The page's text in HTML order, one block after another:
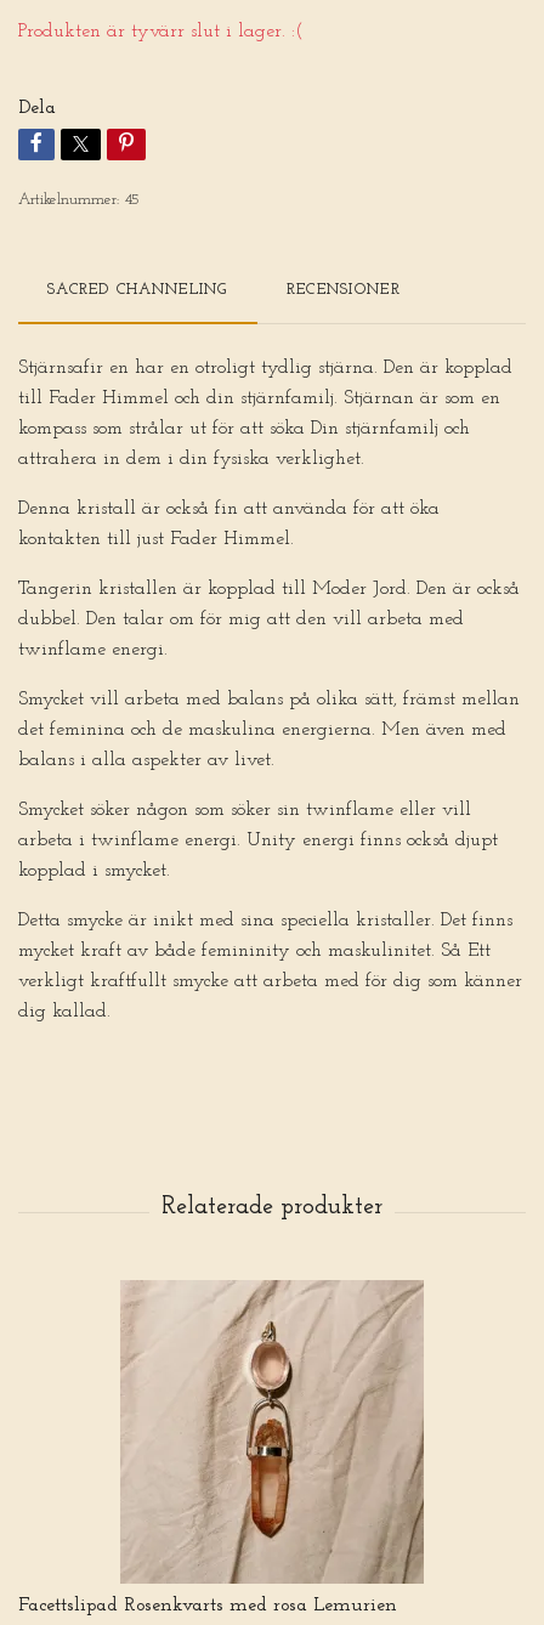
Produkten är tyvärr slut i lager. :(
Dela
Artikelnummer: 45
SACRED CHANNELING RECENSIONER
Stjärnsafir en har en otroligt tydlig stjärna. Den är kopplad
till Fader Himmel och din stjärnfamilj. Stjärnan är som en
kompass som strålar ut för att söka Din stjärnfamilj och
attrahera in dem i din fysiska verklighet.
Denna kristall är också fin att använda för att öka
kontakten till just Fader Himmel.
Tangerin kristallen är kopplad till Moder Jord. Den är också
dubbel. Den talar om för mig att den vill arbeta med
twinflame energi.
Smycket vill arbeta med balans på olika sätt, främst mellan
det feminina och de maskulina energierna. Men även med
balans i alla aspekter av livet.
Smycket söker någon som söker sin twinflame eller vill
arbeta i twinflame energi. Unity energi finns också djupt
kopplad i smycket.
Detta smycke är inikt med sina speciella kristaller. Det finns
mycket kraft av både femininity och maskulinitet. Så Ett
verkligt kraftfullt smycke att arbeta med för dig som känner
dig kallad.
Facettslipad Rosenkvarts med rosa Lemurien